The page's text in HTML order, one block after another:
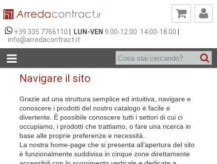
+39 335 7766110 LUN-VEN 9.00-12.00 14.00-18.00
info@arredacontract.it
Navigare il sito
Grazie ad una struttura semplice ed intuitiva, navigare e
conoscere i prodotti del nostro catalogo è facile e
divertente. È possibile conoscere tutti i settori di cui ci
occupiamo, i prodotti che trattiamo, o fare una ricerca in
base alle proprie preferenze e necessità.
La nostra home-page che si presenta all’apertura del sito
è funzionalmente suddivisa in cinque zone direttamente